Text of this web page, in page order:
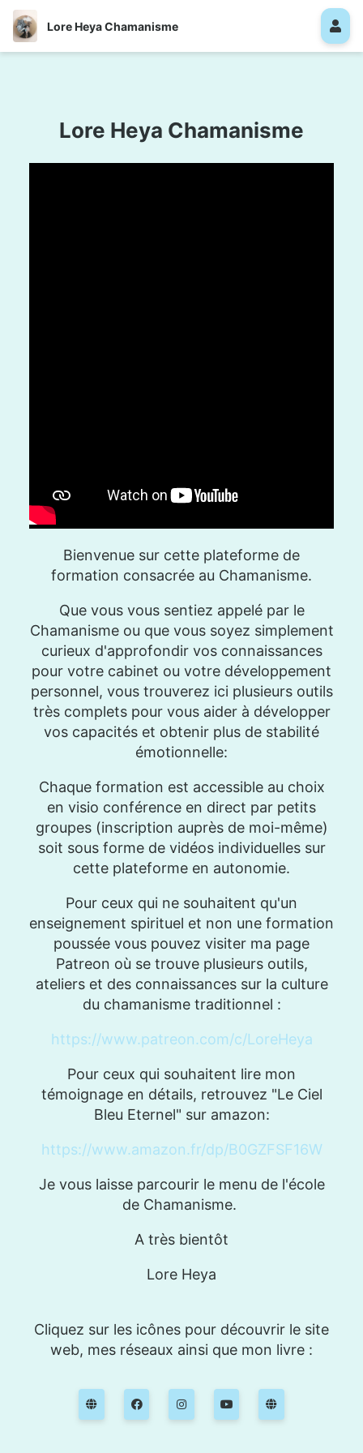
Lore Heya Chamanisme
Lore Heya Chamanisme
Bienvenue sur cette plateforme de
formation consacrée au Chamanisme.
Que vous vous sentiez appelé par le
Chamanisme ou que vous soyez simplement
curieux d'approfondir vos connaissances
pour votre cabinet ou votre développement
personnel, vous trouverez ici plusieurs outils
très complets pour vous aider à développer
vos capacités et obtenir plus de stabilité
émotionnelle:
Chaque formation est accessible au choix
en visio conférence en direct par petits
groupes (inscription auprès de moi-même)
soit sous forme de vidéos individuelles sur
cette plateforme en autonomie.
Pour ceux qui ne souhaitent qu'un
enseignement spirituel et non une formation
poussée vous pouvez visiter ma page
Patreon où se trouve plusieurs outils,
ateliers et des connaissances sur la culture
du chamanisme traditionnel :
https://www.patreon.com/c/LoreHeya
Pour ceux qui souhaitent lire mon
témoignage en détails, retrouvez "Le Ciel
Bleu Eternel" sur amazon:
https://www.amazon.fr/dp/B0GZFSF16W
Je vous laisse parcourir le menu de l'école
de Chamanisme.
A très bientôt
Lore Heya
Cliquez sur les icônes pour découvrir le site
web, mes réseaux ainsi que mon livre :